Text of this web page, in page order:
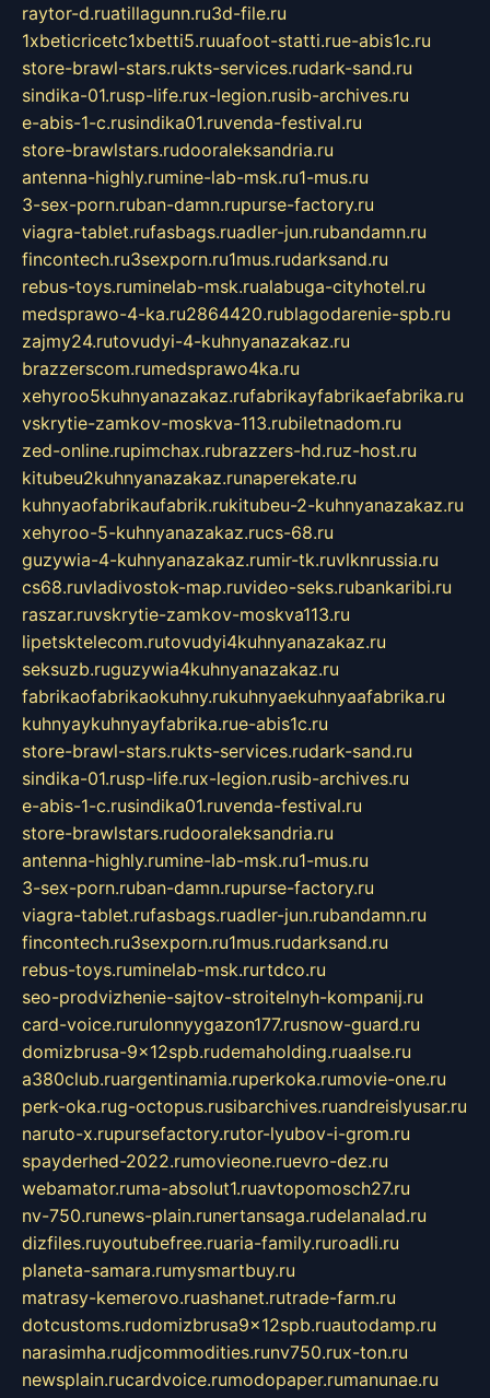
raytor-d.ruatillagunn.ru3d-file.ru
1xbeticricetc1xbetti5.ruuafoot-statti.rue-abis1c.ru
store-brawl-stars.rukts-services.rudark-sand.ru
sindika-01.rusp-life.rux-legion.rusib-archives.ru
e-abis-1-c.rusindika01.ruvenda-festival.ru
store-brawlstars.rudooraleksandria.ru
antenna-highly.rumine-lab-msk.ru1-mus.ru
3-sex-porn.ruban-damn.rupurse-factory.ru
viagra-tablet.rufasbags.ruadler-jun.rubandamn.ru
fincontech.ru3sexporn.ru1mus.rudarksand.ru
rebus-toys.ruminelab-msk.rualabuga-cityhotel.ru
medsprawo-4-ka.ru2864420.rublagodarenie-spb.ru
zajmy24.rutovudyi-4-kuhnyanazakaz.ru
brazzerscom.rumedsprawo4ka.ru
xehyroo5kuhnyanazakaz.rufabrikayfabrikaefabrika.ru
vskrytie-zamkov-moskva-113.rubiletnadom.ru
zed-online.rupimchax.rubrazzers-hd.ruz-host.ru
kitubeu2kuhnyanazakaz.runaperekate.ru
kuhnyaofabrikaufabrik.rukitubeu-2-kuhnyanazakaz.ru
xehyroo-5-kuhnyanazakaz.rucs-68.ru
guzywia-4-kuhnyanazakaz.rumir-tk.ruvlknrussia.ru
cs68.ruvladivostok-map.ruvideo-seks.rubankaribi.ru
raszar.ruvskrytie-zamkov-moskva113.ru
lipetsktelecom.rutovudyi4kuhnyanazakaz.ru
seksuzb.ruguzywia4kuhnyanazakaz.ru
fabrikaofabrikaokuhny.rukuhnyaekuhnyaafabrika.ru
kuhnyaykuhnyayfabrika.rue-abis1c.ru
store-brawl-stars.rukts-services.rudark-sand.ru
sindika-01.rusp-life.rux-legion.rusib-archives.ru
e-abis-1-c.rusindika01.ruvenda-festival.ru
store-brawlstars.rudooraleksandria.ru
antenna-highly.rumine-lab-msk.ru1-mus.ru
3-sex-porn.ruban-damn.rupurse-factory.ru
viagra-tablet.rufasbags.ruadler-jun.rubandamn.ru
fincontech.ru3sexporn.ru1mus.rudarksand.ru
rebus-toys.ruminelab-msk.rurtdco.ru
seo-prodvizhenie-sajtov-stroitelnyh-kompanij.ru
card-voice.rurulonnyygazon177.rusnow-guard.ru
domizbrusa-9x12spb.rudemaholding.ruaalse.ru
a380club.ruargentinamia.ruperkoka.rumovie-one.ru
perk-oka.rug-octopus.rusibarchives.ruandreislyusar.ru
naruto-x.rupursefactory.rutor-lyubov-i-grom.ru
spayderhed-2022.rumovieone.ruevro-dez.ru
webamator.ruma-absolut1.ruavtopomosch27.ru
nv-750.runews-plain.runertansaga.rudelanalad.ru
dizfiles.ruyoutubefree.ruaria-family.ruroadli.ru
planeta-samara.rumysmartbuy.ru
matrasy-kemerovo.ruashanet.rutrade-farm.ru
dotcustoms.rudomizbrusa9x12spb.ruautodamp.ru
narasimha.rudjcommodities.runv750.rux-ton.ru
newsplain.rucardvoice.rumodopaper.rumanunae.ru